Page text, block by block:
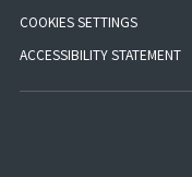
COOKIES SETTINGS
ACCESSIBILITY STATEMENT